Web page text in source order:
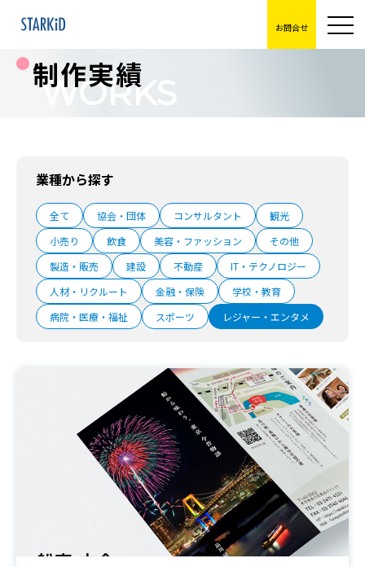
お問合せ
制作実績
WORKS
業種から探す
全て 協会・団体 コンサルタント
観光
小売り
飲食 美容・ファッション
その他
製造・販売
建設 不動産
IT・テクノロジー
人材・リクルート
金融・保険
学校・教育
病院・医療・福祉
スポーツ レジャー・エンタメ